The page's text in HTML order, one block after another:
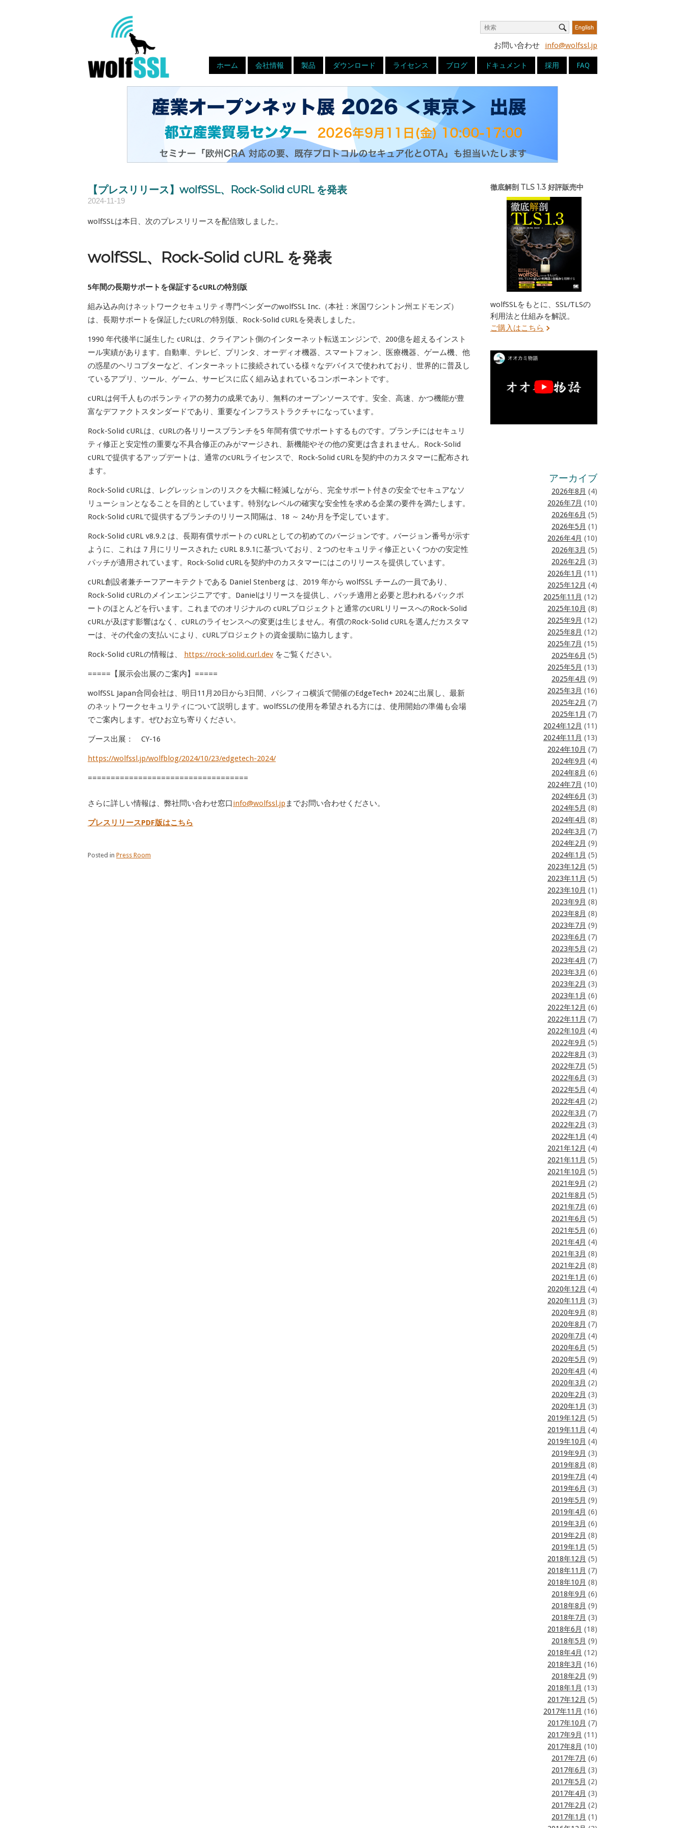
お問い合わせ info@wolfssl.jp
ホーム 会社情報 製品 ダウンロード ライセンス ブログ ドキュメント 採用 FAQ
Search
for:
Search
【プレスリリース】wolfSSL、Rock-Solid cURL を発表
2024-11-19
wolfSSLは本日、次のプレスリリースを配信致しました。
wolfSSL、Rock-Solid cURL を発表
5年間の長期サポートを保証するcURLの特別版
組み込み向けネットワークセキュリティ専門ベンダーのwolfSSL Inc.（本社：米国ワシントン州エドモンズ）
は、長期サポートを保証したcURLの特別版、Rock-Solid cURLを発表しました。
1990 年代後半に誕生した cURLは、クライアント側のインターネット転送エンジンで、200億を超えるインスト
ール実績があります。自動車、テレビ、プリンタ、オーディオ機器、スマートフォン、医療機器、ゲーム機、他
の惑星のヘリコプターなど、インターネットに接続されている様々なデバイスで使われており、世界的に普及し
ているアプリ、ツール、ゲーム、サービスに広く組み込まれているコンポーネントです。
cURLは何千人ものボランティアの努力の成果であり、無料のオープンソースです。安全、高速、かつ機能が豊
富なデファクトスタンダードであり、重要なインフラストラクチャになっています。
Rock-Solid cURLは、cURLの各リリースブランチを5 年間有償でサポートするものです。ブランチにはセキュリ
ティ修正と安定性の重要な不具合修正のみがマージされ、新機能やその他の変更は含まれません。Rock-Solid
cURLで提供するアップデートは、通常のcURLライセンスで、Rock-Solid cURLを契約中のカスタマーに配布され
ます。
Rock-Solid cURLは、レグレッションのリスクを大幅に軽減しながら、完全サポート付きの安全でセキュアなソ
リューションとなることを目的としています。特別なレベルの確実な安全性を求める企業の要件を満たします。
Rock-Solid cURLで提供するブランチのリリース間隔は、18 ～ 24か月を予定しています。
Rock-Solid cURL v8.9.2 は、長期有償サポートの cURLとしての初めてのバージョンです。バージョン番号が示す
ように、これは 7 月にリリースされた cURL 8.9.1に基づいており、2 つのセキュリティ修正といくつかの安定性
パッチが適用されています。Rock-Solid cURLを契約中のカスタマーにはこのリリースを提供しています。
cURL創設者兼チーフアーキテクトである Daniel Stenberg は、2019 年から wolfSSL チームの一員であり、
Rock-Solid cURLのメインエンジニアです。Danielはリリースを提供し、パッチ適用と必要と思われるバックポ
ートのほとんどを行います。これまでのオリジナルの cURLプロジェクトと通常のcURLリリースへのRock-Solid
cURLが及ぼす影響はなく、cURLのライセンスへの変更は生じません。有償のRock-Solid cURLを選んだカスタマ
ーは、その代金の支払いにより、cURLプロジェクトの資金援助に協力します。
Rock-Solid cURLの情報は、 https://rock-solid.curl.dev をご覧ください。
=====【展示会出展のご案内】=====
wolfSSL Japan合同会社は、明日11月20日から3日間、パシフィコ横浜で開催のEdgeTech+ 2024に出展し、最新
のネットワークセキュリティについて説明します。wolfSSLの使用を希望される方には、使用開始の準備も会場
でご案内します。ぜひお立ち寄りください。
ブース出展： CY-16
https://wolfssl.jp/wolfblog/2024/10/23/edgetech-2024/
===================================
さらに詳しい情報は、弊社問い合わせ窓口info@wolfssl.jp までお問い合わせください。
プレスリリースPDF版はこちら
Posted in Press Room
徹底解剖 TLS 1.3 好評販売中
wolfSSLをもとに、SSL/TLSの
利用法と仕組みを解説。
ご購入はこちら
アーカイブ
2026年8月 (4)
2026年7月 (10)
2026年6月 (5)
2026年5月 (1)
2026年4月 (10)
2026年3月 (5)
2026年2月 (3)
2026年1月 (11)
2025年12月 (4)
2025年11月 (12)
2025年10月 (8)
2025年9月 (12)
2025年8月 (12)
2025年7月 (15)
2025年6月 (5)
2025年5月 (13)
2025年4月 (9)
2025年3月 (16)
2025年2月 (7)
2025年1月 (7)
2024年12月 (11)
2024年11月 (13)
2024年10月 (7)
2024年9月 (4)
2024年8月 (6)
2024年7月 (10)
2024年6月 (3)
2024年5月 (8)
2024年4月 (8)
2024年3月 (7)
2024年2月 (9)
2024年1月 (5)
2023年12月 (5)
2023年11月 (5)
2023年10月 (1)
2023年9月 (8)
2023年8月 (8)
2023年7月 (9)
2023年6月 (7)
2023年5月 (2)
2023年4月 (7)
2023年3月 (6)
2023年2月 (3)
2023年1月 (6)
2022年12月 (6)
2022年11月 (7)
2022年10月 (4)
2022年9月 (5)
2022年8月 (3)
2022年7月 (5)
2022年6月 (3)
2022年5月 (4)
2022年4月 (2)
2022年3月 (7)
2022年2月 (3)
2022年1月 (4)
2021年12月 (4)
2021年11月 (5)
2021年10月 (5)
2021年9月 (2)
2021年8月 (5)
2021年7月 (6)
2021年6月 (5)
2021年5月 (6)
2021年4月 (4)
2021年3月 (8)
2021年2月 (8)
2021年1月 (6)
2020年12月 (4)
2020年11月 (3)
2020年9月 (8)
2020年8月 (7)
2020年7月 (4)
2020年6月 (5)
2020年5月 (9)
2020年4月 (4)
2020年3月 (2)
2020年2月 (3)
2020年1月 (3)
2019年12月 (5)
2019年11月 (4)
2019年10月 (4)
2019年9月 (3)
2019年8月 (8)
2019年7月 (4)
2019年6月 (3)
2019年5月 (9)
2019年4月 (6)
2019年3月 (6)
2019年2月 (8)
2019年1月 (5)
2018年12月 (5)
2018年11月 (7)
2018年10月 (8)
2018年9月 (6)
2018年8月 (9)
2018年7月 (3)
2018年6月 (18)
2018年5月 (9)
2018年4月 (12)
2018年3月 (16)
2018年2月 (9)
2018年1月 (13)
2017年12月 (5)
2017年11月 (16)
2017年10月 (7)
2017年9月 (11)
2017年8月 (10)
2017年7月 (6)
2017年6月 (3)
2017年5月 (2)
2017年4月 (3)
2017年2月 (2)
2017年1月 (1)